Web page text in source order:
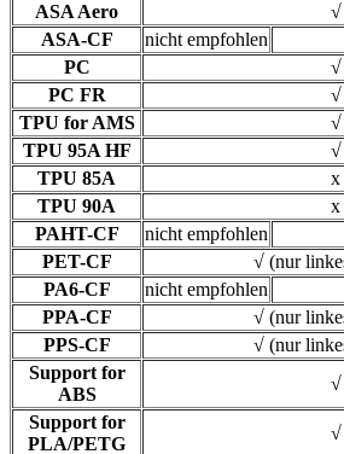
ASA Aero
√
ASA-CF
nicht empfohlen
PC
√
PC FR
√
TPU for AMS
√
TPU 95A HF
√
TPU 85A
x
TPU 90A
x
PAHT-CF
nicht empfohlen
PET-CF
√ (nur
PA6-CF
nicht empfohlen
PPA-CF
√ (nur
PPS-CF
√ (nur
Support for
ABS
√
Support for
PLA/PETG
√